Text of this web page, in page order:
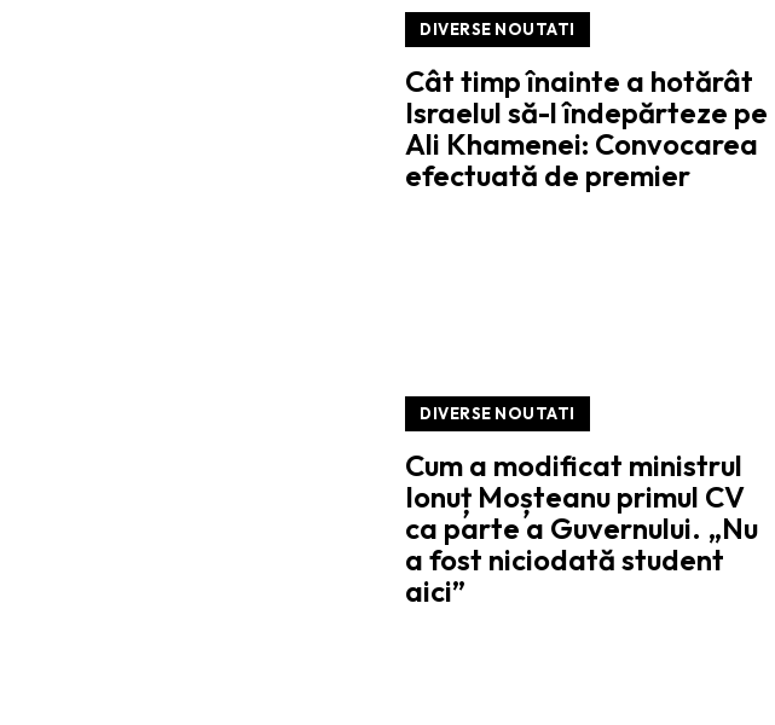
DIVERSE NOUTATI
Cât timp înainte a hotărât
Israelul să-l îndepărteze pe
Ali Khamenei: Convocarea
efectuată de premier
DIVERSE NOUTATI
Cum a modificat ministrul
Ionuț Moșteanu primul CV
ca parte a Guvernului. „Nu
a fost niciodată student
aici”